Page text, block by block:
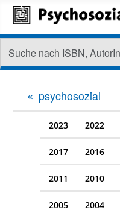
psychosozial
2023 2022
2017 2016
2011 2010
2005 2004